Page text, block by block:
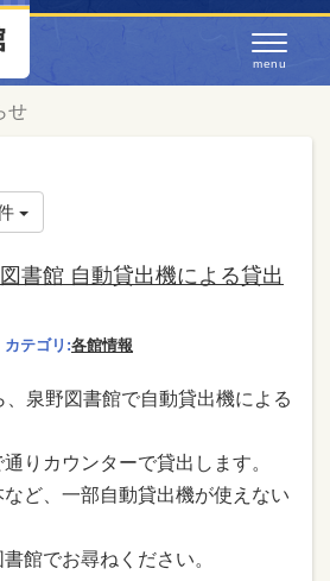
せ
書館 自動貸出機による貸出
カテゴリ:各館情報
泉野図書館で自動貸出機による
りカウンターで貸出します。
ど、一部自動貸出機が使えない
館でお尋ねください。